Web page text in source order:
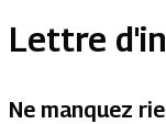
Lettre
Ne manquez